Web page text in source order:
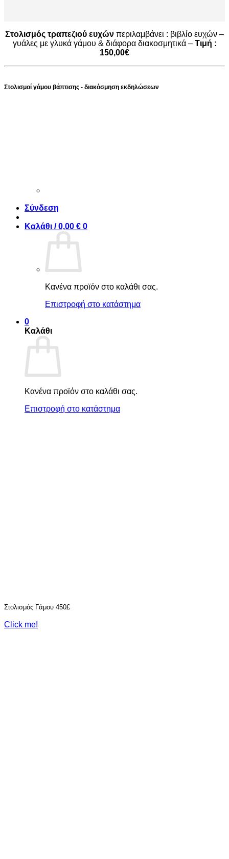
Σύνδεση
Καλάθι /0,00 € 0
Κανένα προϊόν στο καλάθι σας.
Επιστροφή στο κατάστημα
0
Καλάθι
Κανένα προϊόν στο καλάθι σας.
Επιστροφή στο κατάστημα
Στολισμός τραπεζιού ευχών περιλαμβάνει : βιβλίο ευχών –
γυάλες με γλυκά γάμου & διάφορα διακοσμητικά – Τιμή :
150,00€
Στολισμοί γάμου βάπτισης - διακόσμηση εκδηλώσεων
Στολισμός Γάμου 450£
Click me!